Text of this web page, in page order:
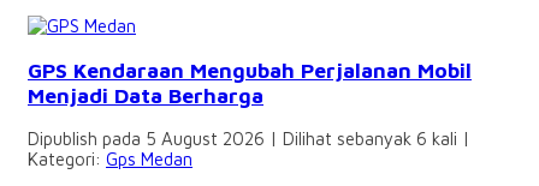
GPS Kendaraan Mengubah Perjalanan Mobil
Menjadi Data Berharga
Dipublish pada 5 August 2026 | Dilihat sebanyak 6 kali |
Kategori: Gps Medan